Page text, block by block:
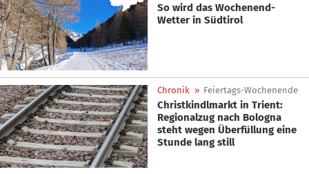
So wird das Wochenend-
Wetter in Südtirol
Chronik » Feiertags-Wochenende
Christkindlmarkt in Trient:
Regionalzug nach Bologna
steht wegen Überfüllung eine
Stunde lang still